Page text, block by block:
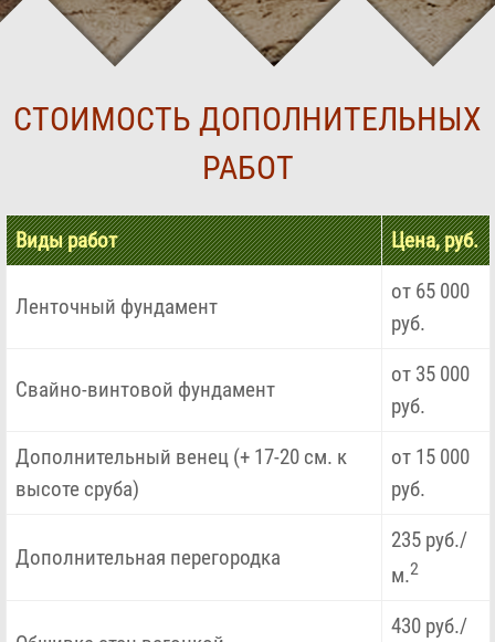
СТОИМОСТЬ ДОПОЛНИТЕЛЬНЫХ
РАБОТ
Виды работ Цена, руб.
Ленточный фундамент
от 65 000
руб.
Свайно-винтовой фундамент
от 35 000
руб.
Дополнительный венец (+ 17-20 см. к
высоте сруба)
от 15 000
руб.
Дополнительная перегородка
235 руб./
м.2
430 руб./